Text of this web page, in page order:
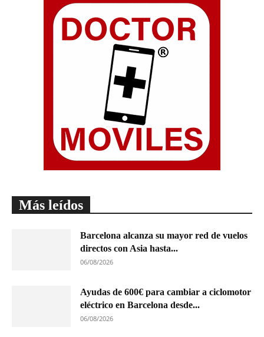
Más leídos
Barcelona alcanza su mayor red de vuelos
directos con Asia hasta...
06/08/2026
Ayudas de 600€ para cambiar a ciclomotor
eléctrico en Barcelona desde...
06/08/2026